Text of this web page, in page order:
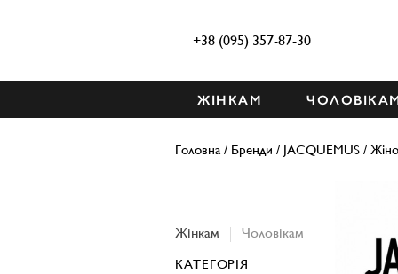
+38 (095) 357-87-30
ЖІНКАМ
Головна / Бренди / JACQUEMUS /
Жінкам Чоловікам
КАТЕГОРІЯ